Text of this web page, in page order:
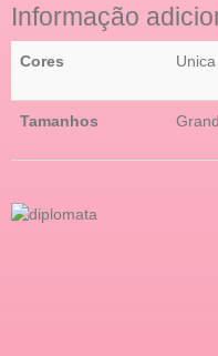
Informação
Cores Unica
Tamanhos